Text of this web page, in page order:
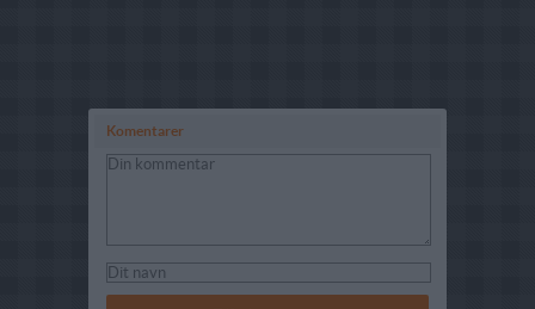
Komentarer